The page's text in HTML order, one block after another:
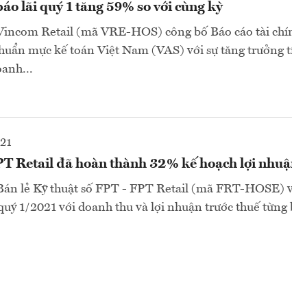
lãi quý 1 tăng 59% so với cùng kỳ
Retail (mã VRE-HOS) công bố Báo cáo tài
mực kế toán Việt Nam (VAS) với sự tăng trưởng
Retail đã hoàn thành 32% kế hoạch lợi
lẻ Kỹ thuật số FPT - FPT Retail (mã FRT-HOSE)
1/2021 với doanh thu và lợi nhuận trước thuế từng